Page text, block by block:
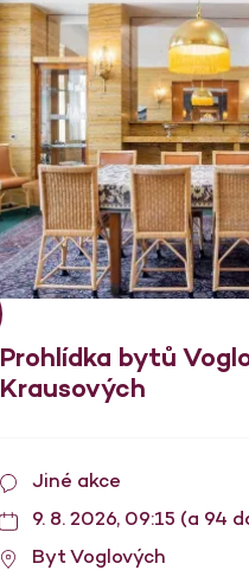
Prohlídka bytů
Krausových
Jiné akce
9. 8. 2026, 09:15 (a 94
Byt Voglových